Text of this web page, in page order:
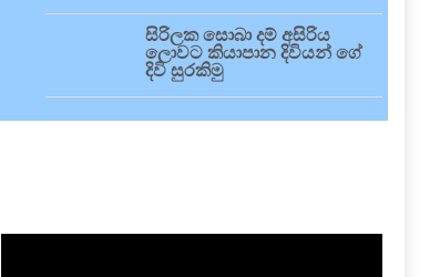
සිරිලක සොබා දම් අසිරිය
ලොවට කියාපාන දිවියන් ගේ
දිවි සුරකිමු